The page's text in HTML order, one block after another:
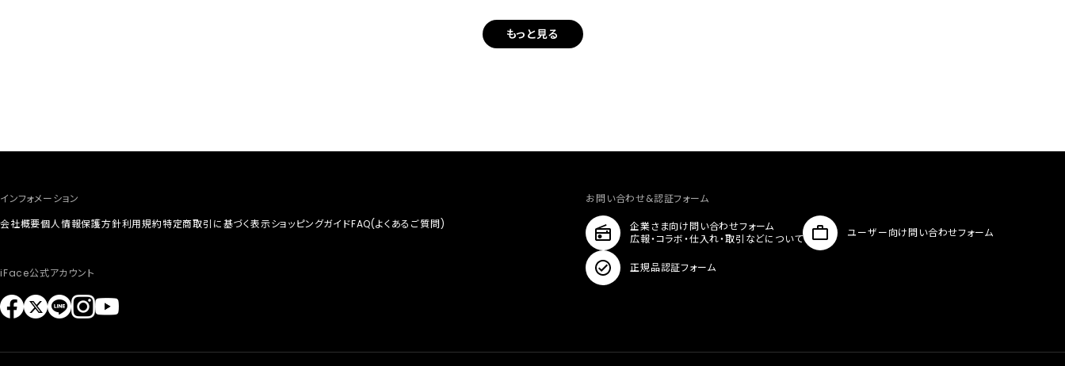
もっと見る
インフォメーション
会社概要個人情報保護方針利用規約特定商取引に基づく表示ショッピングガイドFAQ(よくあるご質問)
iFace公式アカウント
お問い合わせ&認証フォーム
企業さま向け問い合わせフォーム
広報・コラボ・仕入れ・取引などについて
ユーザー向け問い合わせフォーム
正規品認証フォーム